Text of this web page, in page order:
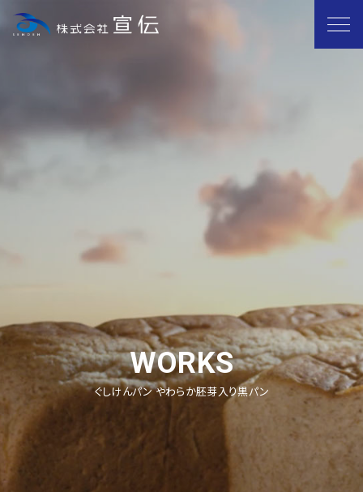
WORKS
ぐしけんパン やわらか胚芽入り黒パン